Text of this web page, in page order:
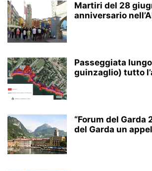
Martiri del 28
anniversario
Passeggiata
guinzaglio) tutto
“Forum del Garda
del Garda un